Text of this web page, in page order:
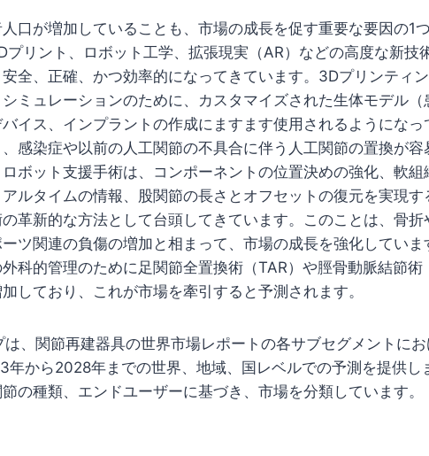
口が増加していることも、市場の成長を促す重要な要因の1
プリント、ロボット工学、拡張現実（AR）などの高度な新技
全、正確、かつ効率的になってきています。3Dプリンティ
ミュレーションのために、カスタマイズされた生体モデル（
イス、インプラントの作成にますます使用されるようになっ
感染症や以前の人工関節の不具合に伴う人工関節の置換が容
ボット支援手術は、コンポーネントの位置決めの強化、軟組
ルタイムの情報、股関節の長さとオフセットの復元を実現す
革新的な方法として台頭してきています。このことは、骨折
ツ関連の負傷の増加と相まって、市場の成長を強化していま
科的管理のために足関節全置換術（TAR）や脛骨動脈結節術
しており、これが市場を牽引すると予測されます。
は、関節再建器具の世界市場レポートの各サブセグメントに
年から2028年までの世界、地域、国レベルでの予測を提供し
の種類、エンドユーザーに基づき、市場を分類しています。